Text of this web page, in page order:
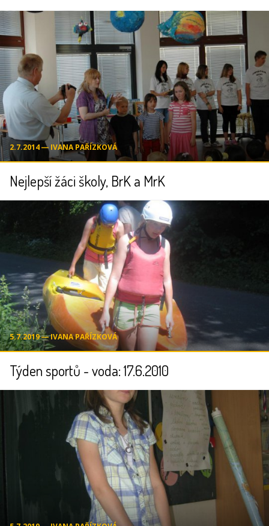
2.7.2014 ― IVANA PAŘÍZKOVÁ
Nejlepší žáci školy, BrK a MrK
5.7.2019 ― IVANA PAŘÍZKOVÁ
Týden sportů - voda: 17.6.2010